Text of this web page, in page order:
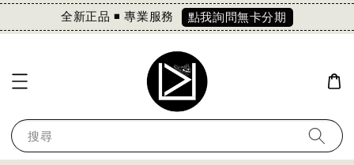
全新正品 ◾️ 專業服務 點我詢問無卡分期
搜尋